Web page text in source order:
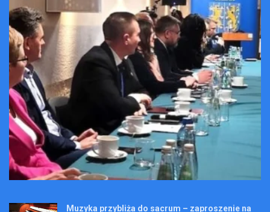
Muzyka przybliża do sacrum – zaproszenie na